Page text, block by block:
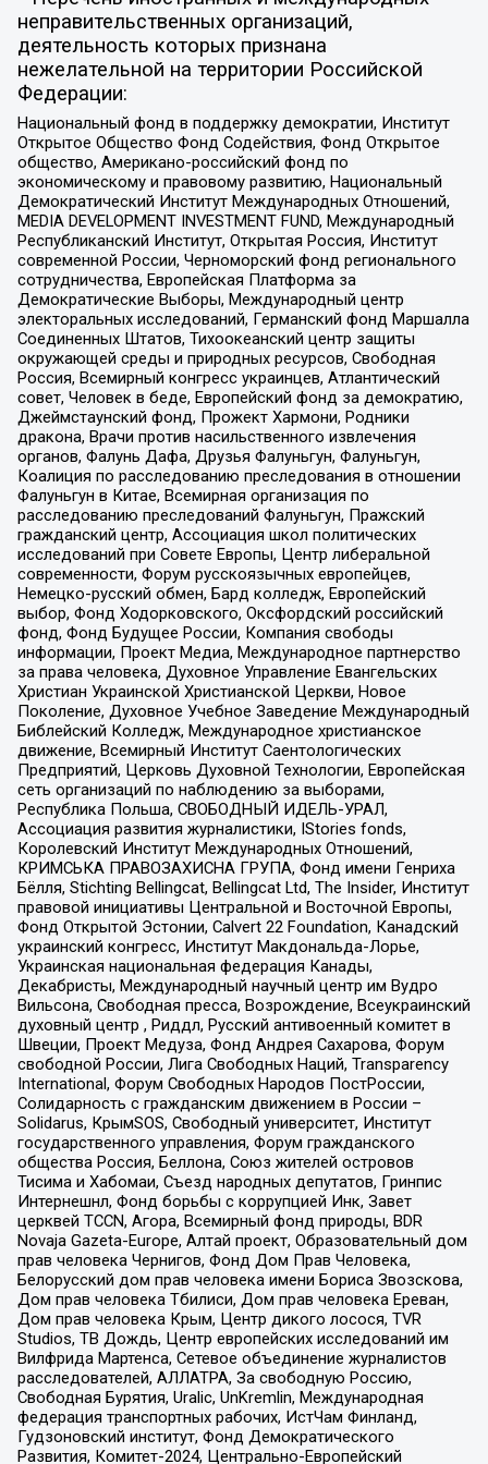
неправительственных организаций,
деятельность которых признана
нежелательной на территории Российской
Федерации:
Национальный фонд в поддержку демократии, Институт
Открытое Общество Фонд Содействия, Фонд Открытое
общество, Американо-российский фонд по
экономическому и правовому развитию, Национальный
Демократический Институт Международных Отношений,
MEDIA DEVELOPMENT INVESTMENT FUND, Международный
Республиканский Институт, Открытая Россия, Институт
современной России, Черноморский фонд регионального
сотрудничества, Европейская Платформа за
Демократические Выборы, Международный центр
электоральных исследований, Германский фонд Маршалла
Соединенных Штатов, Тихоокеанский центр защиты
окружающей среды и природных ресурсов, Свободная
Россия, Всемирный конгресс украинцев, Атлантический
совет, Человек в беде, Европейский фонд за демократию,
Джеймстаунский фонд, Прожект Хармони, Родники
дракона, Врачи против насильственного извлечения
органов, Фалунь Дафа, Друзья Фалуньгун, Фалуньгун,
Коалиция по расследованию преследования в отношении
Фалуньгун в Китае, Всемирная организация по
расследованию преследований Фалуньгун, Пражский
гражданский центр, Ассоциация школ политических
исследований при Совете Европы, Центр либеральной
современности, Форум русскоязычных европейцев,
Немецко-русский обмен, Бард колледж, Европейский
выбор, Фонд Ходорковского, Оксфордский российский
фонд, Фонд Будущее России, Компания свободы
информации, Проект Медиа, Международное партнерство
за права человека, Духовное Управление Евангельских
Христиан Украинской Христианской Церкви, Новое
Поколение, Духовное Учебное Заведение Международный
Библейский Колледж, Международное христианское
движение, Всемирный Институт Саентологических
Предприятий, Церковь Духовной Технологии, Европейская
сеть организаций по наблюдению за выборами,
Республика Польша, СВОБОДНЫЙ ИДЕЛЬ-УРАЛ,
Ассоциация развития журналистики, IStories fonds,
Королевский Институт Международных Отношений,
КРИМСЬКА ПРАВОЗАХИСНА ГРУПА, Фонд имени Генриха
Бёлля, Stichting Bellingcat, Bellingcat Ltd, The Insider, Институт
правовой инициативы Центральной и Восточной Европы,
Фонд Открытой Эстонии, Calvert 22 Foundation, Канадский
украинский конгресс, Институт Макдональда-Лорье,
Украинская национальная федерация Канады,
Декабристы, Международный научный центр им Вудро
Вильсона, Свободная пресса, Возрождение, Всеукраинский
духовный центр , Риддл, Русский антивоенный комитет в
Швеции, Проект Медуза, Фонд Андрея Сахарова, Форум
свободной России, Лига Свободных Наций, Transparеncy
International, Форум Свободных Народов ПостРоссии,
Солидарность с гражданским движением в России –
Solidarus, КрымSOS, Свободный университет, Институт
государственного управления, Форум гражданского
общества Россия, Беллона, Союз жителей островов
Тисима и Хабомаи, Съезд народных депутатов, Гринпис
Интернешнл, Фонд борьбы с коррупцией Инк, Завет
церквей TCCN, Агора, Всемирный фонд природы, BDR
Novaja Gazeta-Europe, Алтай проект, Образовательный дом
прав человека Чернигов, Фонд Дом Прав Человека,
Белорусский дом прав человека имени Бориса Звозскова,
Дом прав человека Тбилиси, Дом прав человека Ереван,
Дом прав человека Крым, Центр дикого лосося, TVR
Studios, ТВ Дождь, Центр европейских исследований им
Вилфрида Мартенса, Сетевое объединение журналистов
расследователей, АЛЛАТРА, За свободную Россию,
Свободная Бурятия, Uralic, UnKremlin, Международная
федерация транспортных рабочих, ИстЧам Финланд,
Гудзоновский институт, Фонд Демократического
Развития, Комитет-2024, Центрально-Европейский